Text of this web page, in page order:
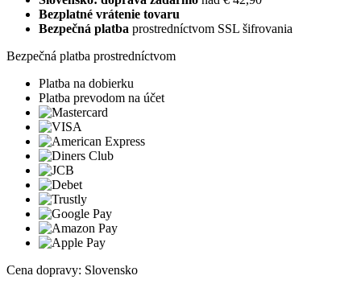
Bezplatné vrátenie tovaru
Bezpečná platba prostredníctvom SSL šifrovania
Bezpečná platba prostredníctvom
Platba na dobierku
Platba prevodom na účet
Cena dopravy: Slovensko